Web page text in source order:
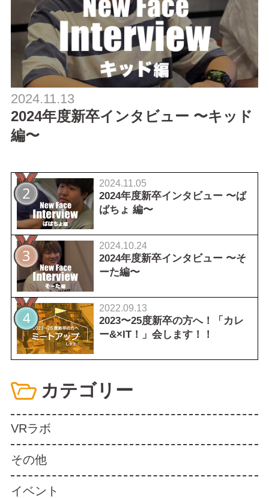
カテゴリー
VRラボ
その他
イベント
2024.11.13
2024年度新卒インタビュー 〜キッド
編〜
2024.11.05
2024年度新卒インタビュー 〜ば
ばちょ 編〜
2024.10.24
2024年度新卒インタビュー 〜そ
ーた編〜
2022.09.13
2023〜25度新卒の方へ！「カレ
ー&×IT！」会します！！